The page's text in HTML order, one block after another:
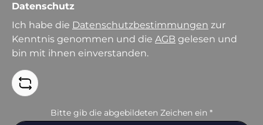
Datenschutz
Ich habe die Datenschutzbestimmungen zur
Kenntnis genommen und die AGB gelesen und
bin mit ihnen einverstanden.
Bitte gib die abgebildeten Zeichen ein *